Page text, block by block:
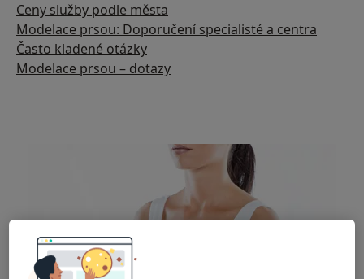
Ceny služby podle města
Modelace prsou: Doporučení specialisté a centra
Často kladené otázky
Modelace prsou – dotazy